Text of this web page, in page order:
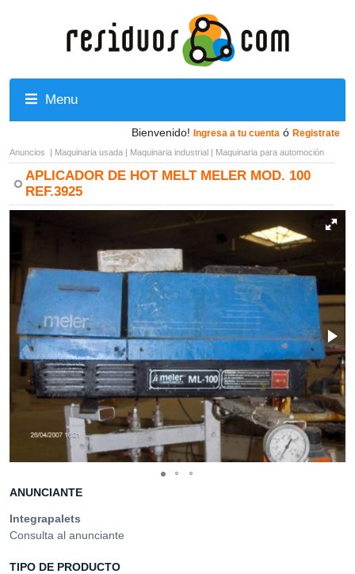
Menu
Bienvenido! Ingresa a tu cuenta ó Registrate
Anuncios | Maquinaria usada | Maquinaria industrial | Maquinaria para automoción
APLICADOR DE HOT MELT MELER MOD. 100
REF.3925
ANUNCIANTE
Integrapalets
Consulta al anunciante
TIPO DE PRODUCTO